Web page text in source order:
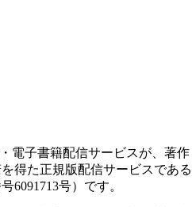
電子書籍配信サービスが、著作
得た正規版配信サービスである
6091713号）です。